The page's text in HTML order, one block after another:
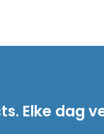
Elke dag